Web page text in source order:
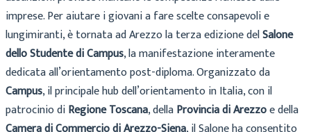
imprese. Per aiutare i giovani a fare scelte consapevoli e
lungimiranti, è tornata ad Arezzo la terza edizione delSalone
dello Studente di Campus, la manifestazione interamente
dedicata all’orientamento post-diploma. Organizzato da
Campus, il principale hub dell’orientamento in Italia, con il
patrocinio diRegione Toscana, dellaProvincia di Arezzoe della